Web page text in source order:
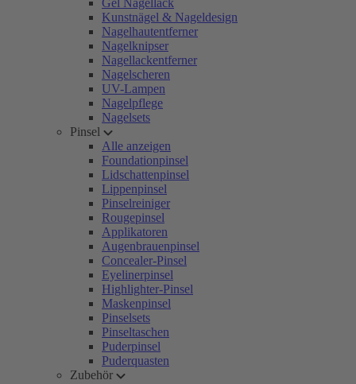
Gel Nagellack
Kunstnägel & Nageldesign
Nagelhautentferner
Nagelknipser
Nagellackentferner
Nagelscheren
UV-Lampen
Nagelpflege
Nagelsets
Pinsel
Alle anzeigen
Foundationpinsel
Lidschattenpinsel
Lippenpinsel
Pinselreiniger
Rougepinsel
Applikatoren
Augenbrauenpinsel
Concealer-Pinsel
Eyelinerpinsel
Highlighter-Pinsel
Maskenpinsel
Pinselsets
Pinseltaschen
Puderpinsel
Puderquasten
Zubehör